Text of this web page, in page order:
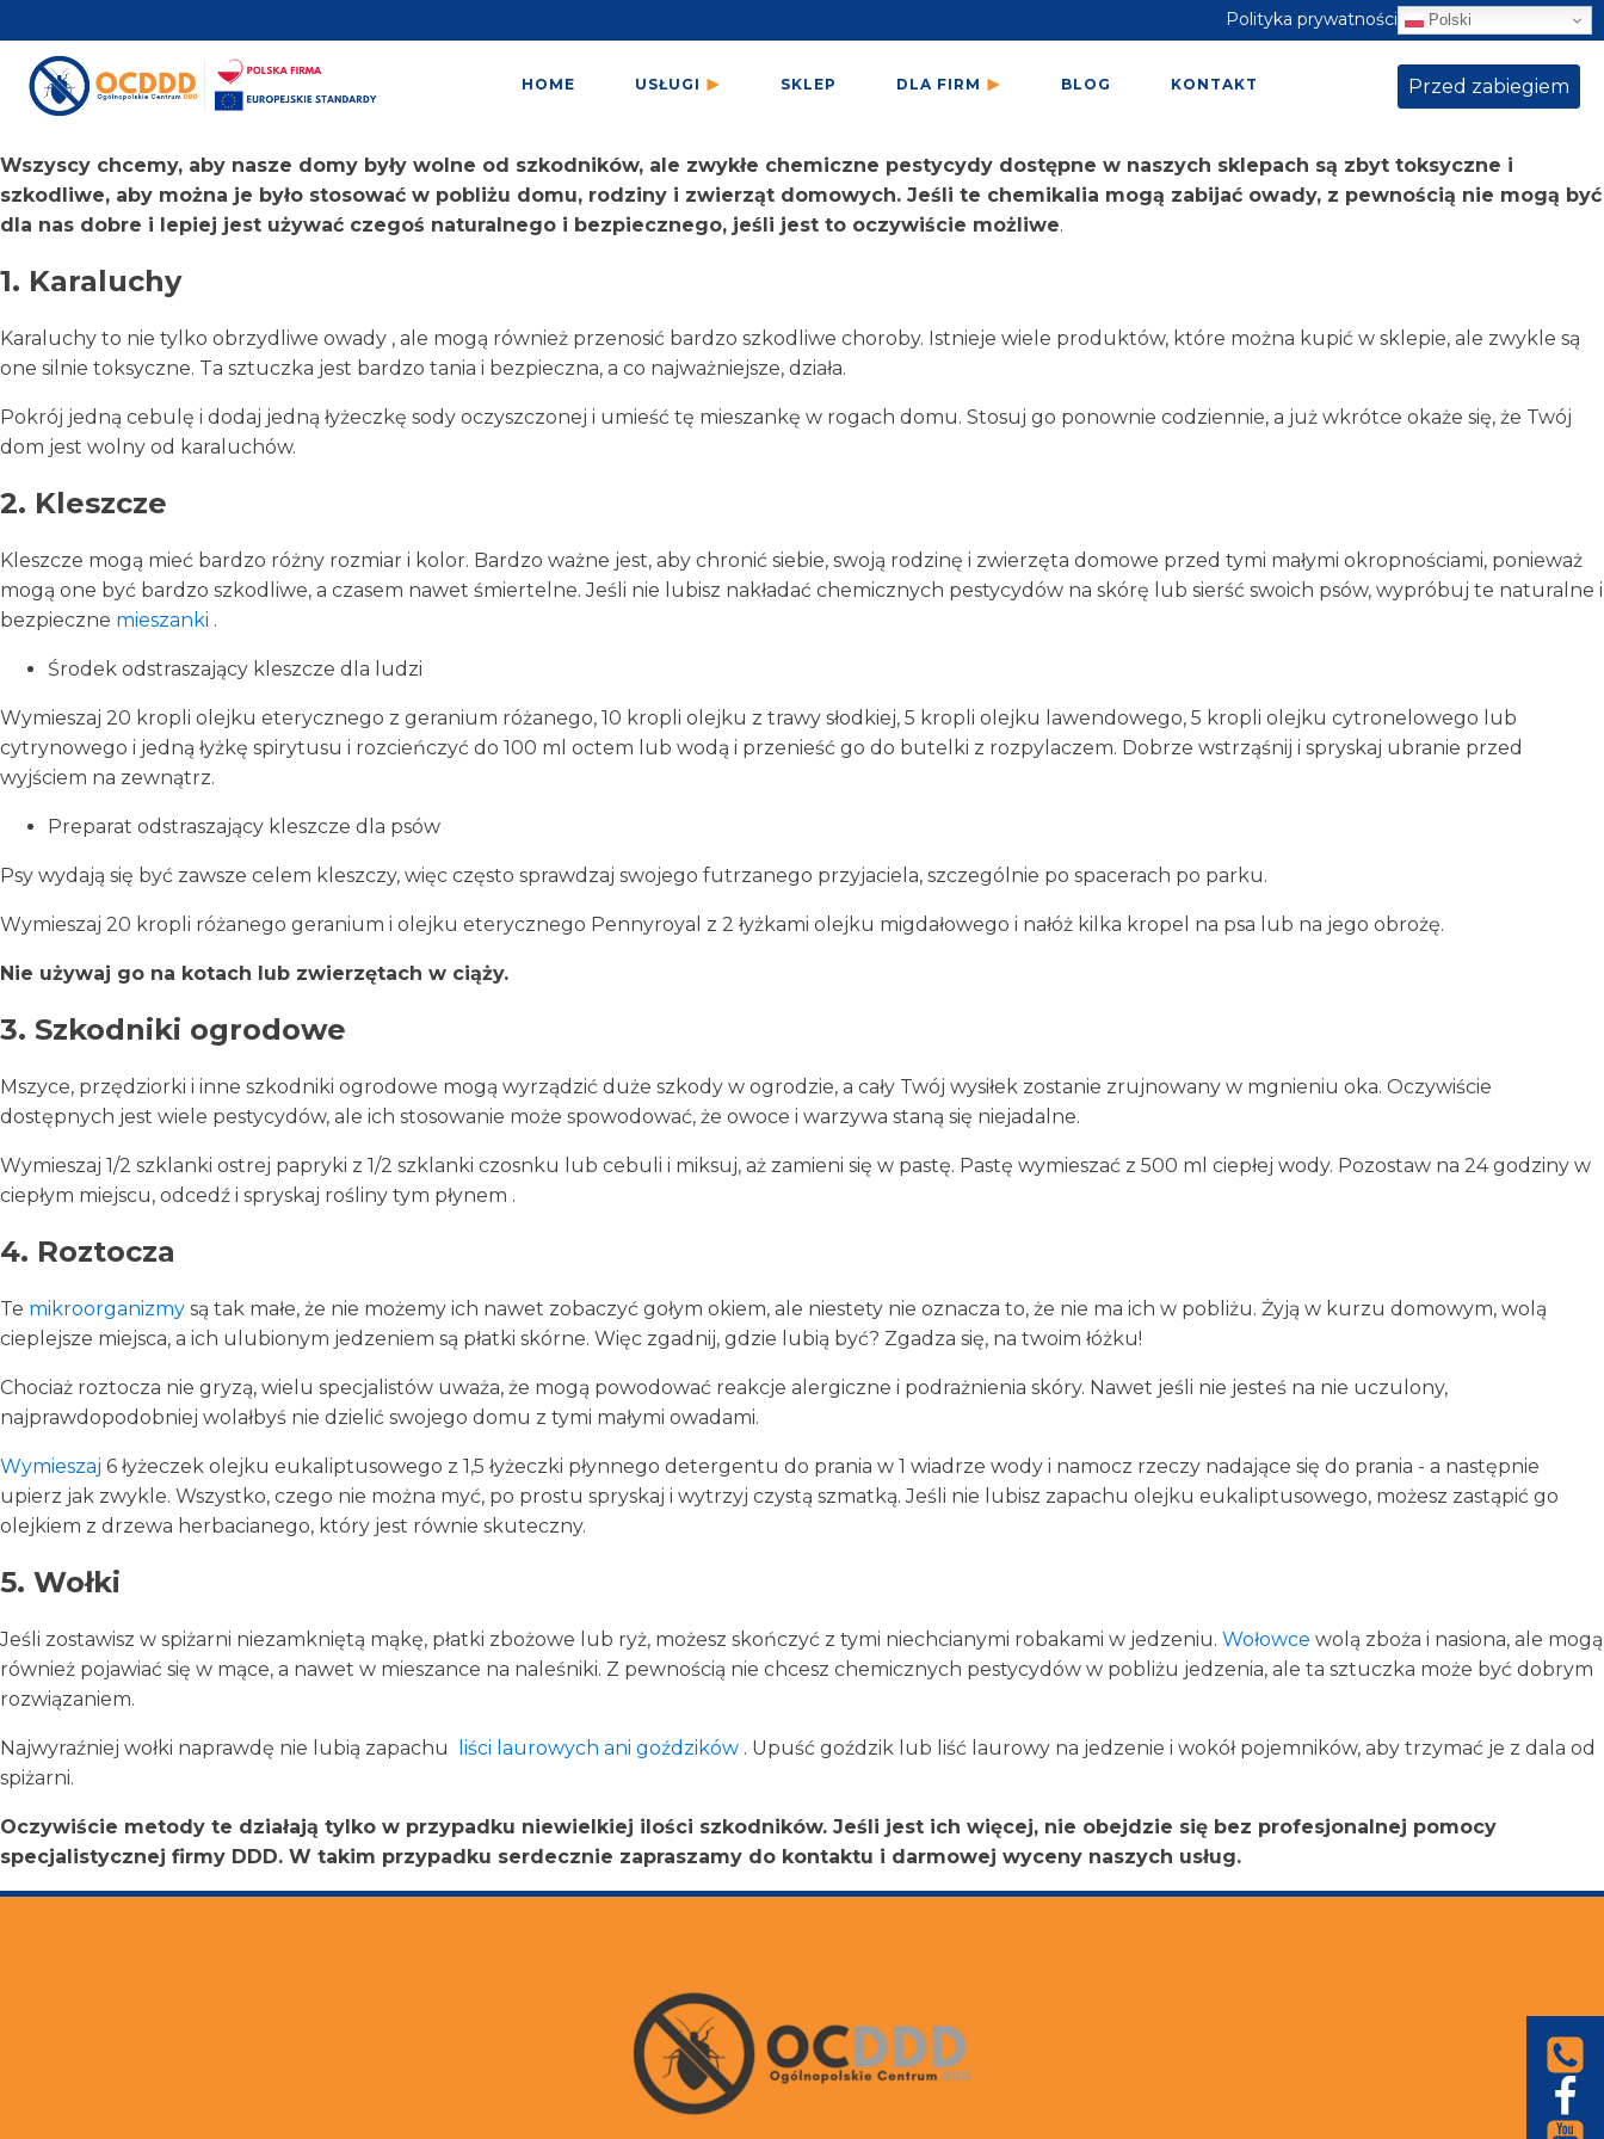
Polityka prywatności Polski
HOME USŁUGI SKLEP DLA FIRM BLOG KONTAKT Przed zabiegiem
Wszyscy chcemy, aby nasze domy były wolne od szkodników, ale zwykłe chemiczne pestycydy dostępne w naszych sklepach są zbyt toksyczne i
szkodliwe, aby można je było stosować w pobliżu domu, rodziny i zwierząt domowych. Jeśli te chemikalia mogą zabijać owady, z pewnością nie mogą być
dla nas dobre i lepiej jest używać czegoś naturalnego i bezpiecznego, jeśli jest to oczywiście możliwe.
1. Karaluchy
Karaluchy to nie tylko obrzydliwe owady , ale mogą również przenosić bardzo szkodliwe choroby. Istnieje wiele produktów, które można kupić w sklepie, ale zwykle są
one silnie toksyczne. Ta sztuczka jest bardzo tania i bezpieczna, a co najważniejsze, działa.
Pokrój jedną cebulę i dodaj jedną łyżeczkę sody oczyszczonej i umieść tę mieszankę w rogach domu. Stosuj go ponownie codziennie, a już wkrótce okaże się, że Twój
dom jest wolny od karaluchów.
2. Kleszcze
Kleszcze mogą mieć bardzo różny rozmiar i kolor. Bardzo ważne jest, aby chronić siebie, swoją rodzinę i zwierzęta domowe przed tymi małymi okropnościami, ponieważ
mogą one być bardzo szkodliwe, a czasem nawet śmiertelne. Jeśli nie lubisz nakładać chemicznych pestycydów na skórę lub sierść swoich psów, wypróbuj te naturalne i
bezpieczne mieszanki .
Środek odstraszający kleszcze dla ludzi
Wymieszaj 20 kropli olejku eterycznego z geranium różanego, 10 kropli olejku z trawy słodkiej, 5 kropli olejku lawendowego, 5 kropli olejku cytronelowego lub
cytrynowego i jedną łyżkę spirytusu i rozcieńczyć do 100 ml octem lub wodą i przenieść go do butelki z rozpylaczem. Dobrze wstrząśnij i spryskaj ubranie przed
wyjściem na zewnątrz.
Preparat odstraszający kleszcze dla psów
Psy wydają się być zawsze celem kleszczy, więc często sprawdzaj swojego futrzanego przyjaciela, szczególnie po spacerach po parku.
Wymieszaj 20 kropli różanego geranium i olejku eterycznego Pennyroyal z 2 łyżkami olejku migdałowego i nałóż kilka kropel na psa lub na jego obrożę.
Nie używaj go na kotach lub zwierzętach w ciąży.
3. Szkodniki ogrodowe
Mszyce, przędziorki i inne szkodniki ogrodowe mogą wyrządzić duże szkody w ogrodzie, a cały Twój wysiłek zostanie zrujnowany w mgnieniu oka. Oczywiście
dostępnych jest wiele pestycydów, ale ich stosowanie może spowodować, że owoce i warzywa staną się niejadalne.
Wymieszaj 1/2 szklanki ostrej papryki z 1/2 szklanki czosnku lub cebuli i miksuj, aż zamieni się w pastę. Pastę wymieszać z 500 ml ciepłej wody. Pozostaw na 24 godziny w
ciepłym miejscu, odcedź i spryskaj rośliny tym płynem .
4. Roztocza
Te mikroorganizmy są tak małe, że nie możemy ich nawet zobaczyć gołym okiem, ale niestety nie oznacza to, że nie ma ich w pobliżu. Żyją w kurzu domowym, wolą
cieplejsze miejsca, a ich ulubionym jedzeniem są płatki skórne. Więc zgadnij, gdzie lubią być? Zgadza się, na twoim łóżku!
Chociaż roztocza nie gryzą, wielu specjalistów uważa, że ​​mogą powodować reakcje alergiczne i podrażnienia skóry. Nawet jeśli nie jesteś na nie uczulony,
najprawdopodobniej wolałbyś nie dzielić swojego domu z tymi małymi owadami.
Wymieszaj 6 łyżeczek olejku eukaliptusowego z 1,5 łyżeczki płynnego detergentu do prania w 1 wiadrze wody i namocz rzeczy nadające się do prania - a następnie
upierz jak zwykle. Wszystko, czego nie można myć, po prostu spryskaj i wytrzyj czystą szmatką. Jeśli nie lubisz zapachu olejku eukaliptusowego, możesz zastąpić go
olejkiem z drzewa herbacianego, który jest równie skuteczny.
5. Wołki
Jeśli zostawisz w spiżarni niezamkniętą mąkę, płatki zbożowe lub ryż, możesz skończyć z tymi niechcianymi robakami w jedzeniu. Wołowce wolą zboża i nasiona, ale mogą
również pojawiać się w mące, a nawet w mieszance na naleśniki. Z pewnością nie chcesz chemicznych pestycydów w pobliżu jedzenia, ale ta sztuczka może być dobrym
rozwiązaniem.
Najwyraźniej wołki naprawdę nie lubią zapachu liści laurowych ani goździków . Upuść goździk lub liść laurowy na jedzenie i wokół pojemników, aby trzymać je z dala od
spiżarni.
Oczywiście metody te działają tylko w przypadku niewielkiej ilości szkodników. Jeśli jest ich więcej, nie obejdzie się bez profesjonalnej pomocy
specjalistycznej firmy DDD. W takim przypadku serdecznie zapraszamy do kontaktu i darmowej wyceny naszych usług.